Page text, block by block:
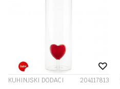
KUHINJSKI DODACI 204117813